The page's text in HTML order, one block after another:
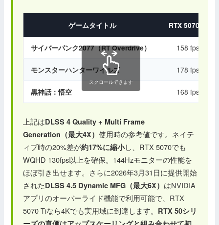
ゲームタイトル RTX 5070 Ti
サイバーパンク2077（RT Overdrive） 158 fps
モンスターハンターワイルズ 178 fps
黒神話：悟空 168 fps
スクロールできます
上記はDLSS 4 Quality + Multi Frame
Generation（最大4X）使用時の参考値です。ネイテ
ィブ時の20%差が約17%に縮小し、RTX 5070でも
WQHD 130fps以上を確保。144Hzモニターの性能を
ほぼ引き出せます。さらに2026年3月31日に提供開始
されたDLSS 4.5 Dynamic MFG（最大6X） はNVIDIA
アプリのオーバーライド機能で利用可能で、RTX
5070 Tiなら4Kでも実用域に到達します。 RTX 50シリ